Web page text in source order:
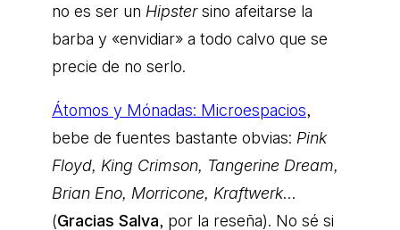
no es ser un Hipstersino afeitarse la
barba y «envidiar» a todo calvo que se
precie de no serlo.
Átomos y Mónadas: Microespacios,
bebe de fuentes bastante obvias: Pink
Floyd, King Crimson, Tangerine Dream,
Brian Eno, Morricone, Kraftwerk…
(Gracias Salva, por la reseña). No sé si